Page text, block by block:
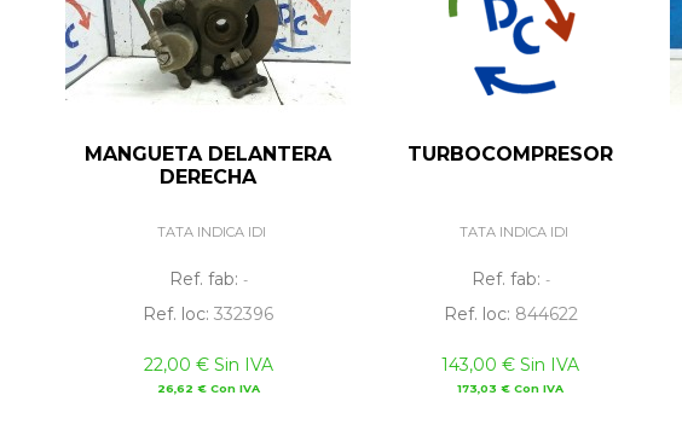
MANGUETA DELANTERA
DERECHA
TATA INDICA IDI
Ref. fab: -
Ref. loc: 332396
22,00 € Sin IVA
26,62 € Con IVA
TURBOCOMPRESOR
TATA INDICA IDI
Ref. fab: -
Ref. loc: 844622
143,00 € Sin IVA
173,03 € Con IVA